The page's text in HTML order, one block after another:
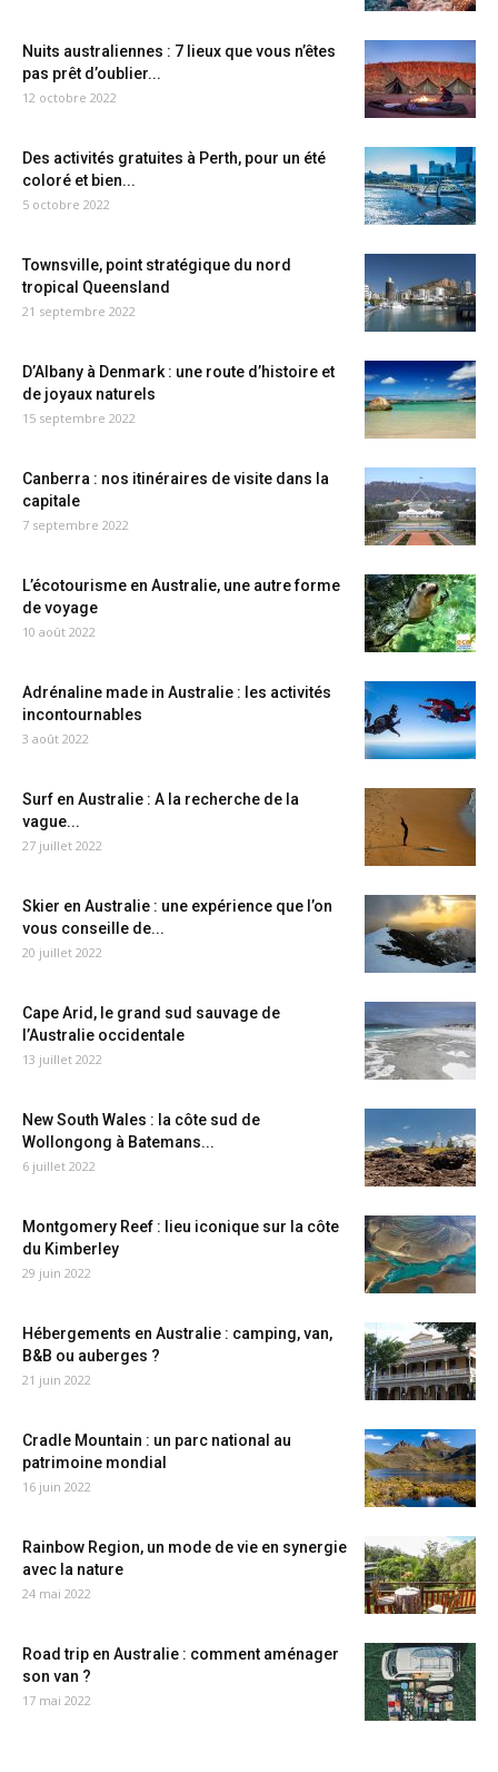
Nuits australiennes : 7 lieux que vous n’êtes
pas prêt d’oublier...
12 octobre 2022
Des activités gratuites à Perth, pour un été
coloré et bien...
5 octobre 2022
Townsville, point stratégique du nord
tropical Queensland
21 septembre 2022
D’Albany à Denmark : une route d’histoire et
de joyaux naturels
15 septembre 2022
Canberra : nos itinéraires de visite dans la
capitale
7 septembre 2022
L’écotourisme en Australie, une autre forme
de voyage
10 août 2022
Adrénaline made in Australie : les activités
incontournables
3 août 2022
Surf en Australie : A la recherche de la
vague...
27 juillet 2022
Skier en Australie : une expérience que l’on
vous conseille de...
20 juillet 2022
Cape Arid, le grand sud sauvage de
l’Australie occidentale
13 juillet 2022
New South Wales : la côte sud de
Wollongong à Batemans...
6 juillet 2022
Montgomery Reef : lieu iconique sur la côte
du Kimberley
29 juin 2022
Hébergements en Australie : camping, van,
B&B ou auberges ?
21 juin 2022
Cradle Mountain : un parc national au
patrimoine mondial
16 juin 2022
Rainbow Region, un mode de vie en synergie
avec la nature
24 mai 2022
Road trip en Australie : comment aménager
son van ?
17 mai 2022